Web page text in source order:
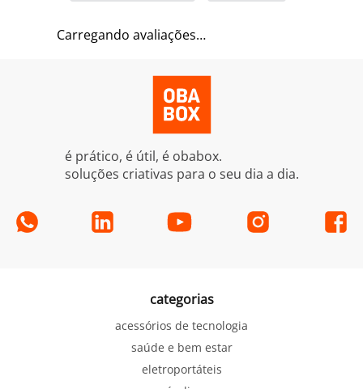
Carregando avaliações…
é prático, é útil, é obabox.
soluções criativas para o seu dia a dia.
categorias
acessórios de tecnologia
saúde e bem estar
eletroportáteis